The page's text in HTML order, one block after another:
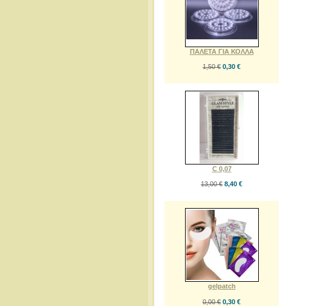
ΠΑΛΕΤΑ ΓΙΑ ΚΟΛΛΑ
1,50 € 0,30 €
C 0,07
13,00 € 8,40 €
gelpatch
0,00 € 0,30 €